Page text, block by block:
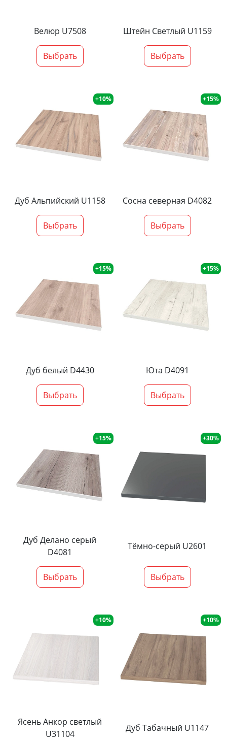
Велюр U7508
Выбрать
Штейн Светлый U1159
Выбрать
+10%
Дуб Альпийский U1158
Выбрать
+15%
Сосна северная D4082
Выбрать
+15%
Дуб белый D4430
Выбрать
+15%
Юта D4091
Выбрать
+15%
Дуб Делано серый
D4081
Выбрать
+30%
Тёмно-серый U2601
Выбрать
+10%
Ясень Анкор светлый
U31104
+10%
Дуб Табачный U1147